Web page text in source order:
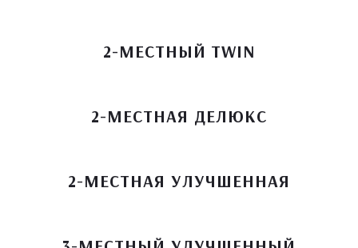
2-МЕСТНЫЙ TWIN
2-МЕСТНАЯ ДЕЛЮКС
2-МЕСТНАЯ УЛУЧШЕННАЯ